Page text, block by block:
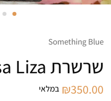
Something Blue
שרשרת Lisa Liza
₪350.00 במלאי